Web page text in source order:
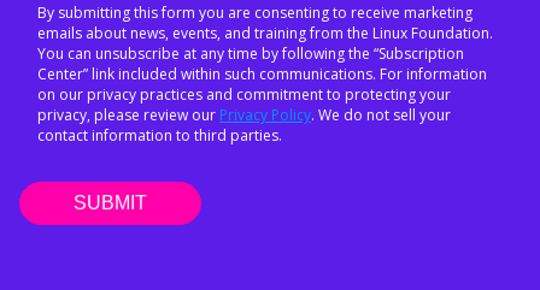
By submitting this form you are consenting to receive marketing
emails about news, events, and training from the Linux Foundation.
You can unsubscribe at any time by following the “Subscription
Center” link included within such communications. For information
on our privacy practices and commitment to protecting your
privacy, please review our Privacy Policy. We do not sell your
contact information to third parties.